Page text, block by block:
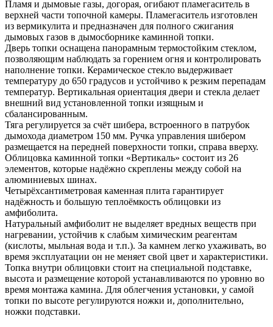
Пламя и дымовые газы, догорая, огибают пламегаситель в
верхней части топочной камеры. Пламегаситель изготовлен
из вермикулита и предназначен для полного сжигания
дымовых газов в дымосборнике каминной топки.
Дверь топки оснащена панорамным термостойким стеклом,
позволяющим наблюдать за горением огня и контролировать
наполнение топки. Керамическое стекло выдерживает
температуру до 650 градусов и устойчиво к резким перепадам
температур. Вертикальная ориентация двери и стекла делает
внешний вид установленной топки изящным и
сбалансированным.
Тяга регулируется за счёт шибера, встроенного в патрубок
дымохода диаметром 150 мм. Ручка управления шибером
размещается на передней поверхности топки, справа вверху.
Облицовка каминной топки «Вертикаль» состоит из 26
элементов, которые надёжно скреплены между собой на
алюминиевых шинах.
Четырёхсантиметровая каменная плита гарантирует
надёжность и большую теплоёмкость облицовки из
амфиболита.
Натуральный амфиболит не выделяет вредных веществ при
нагревании, устойчив к слабым химическим реагентам
(кислоты, мыльная вода и т.п.). За камнем легко ухаживать, во
время эксплуатации он не меняет свой цвет и характеристики.
Топка внутри облицовки стоит на специальной подставке,
высота и размещение которой устанавливаются по уровню во
время монтажа камина. Для облегчения установки, у самой
топки по высоте регулируются ножки и, дополнительно,
ножки подставки.